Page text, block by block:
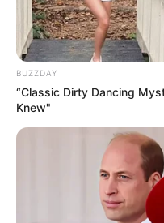
BUZZDAY
“Classic Dirty Dancing
Knew"